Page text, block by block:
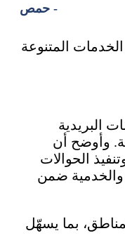
حمص -
المتنوعة
البريدية
وأوضح أن
الحوالات
والخدمية ضمن
بما يسهّل